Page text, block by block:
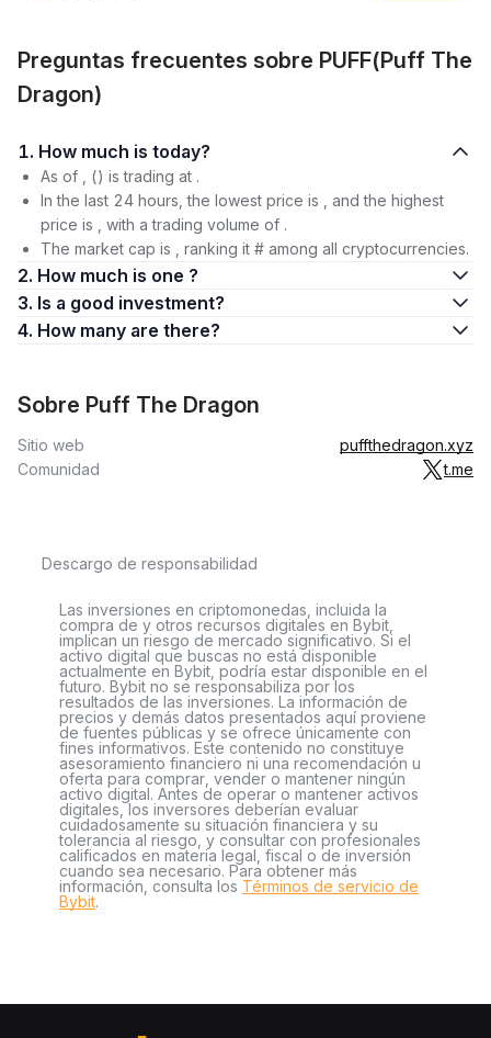
Preguntas frecuentes sobre PUFF(Puff The
Dragon)
1. How much is today?
As of , () is trading at .
In the last 24 hours, the lowest price is , and the highest
price is , with a trading volume of .
The market cap is , ranking it # among all cryptocurrencies.
2. How much is one ?
3. Is a good investment?
4. How many are there?
Sobre Puff The Dragon
Sitio web
puffthedragon.xyz
Comunidad
t.me
Descargo de responsabilidad
Las inversiones en criptomonedas, incluida la
compra de y otros recursos digitales en Bybit,
implican un riesgo de mercado significativo. Si el
activo digital que buscas no está disponible
actualmente en Bybit, podría estar disponible en el
futuro. Bybit no se responsabiliza por los
resultados de las inversiones. La información de
precios y demás datos presentados aquí proviene
de fuentes públicas y se ofrece únicamente con
fines informativos. Este contenido no constituye
asesoramiento financiero ni una recomendación u
oferta para comprar, vender o mantener ningún
activo digital. Antes de operar o mantener activos
digitales, los inversores deberían evaluar
cuidadosamente su situación financiera y su
tolerancia al riesgo, y consultar con profesionales
calificados en materia legal, fiscal o de inversión
cuando sea necesario. Para obtener más
información, consulta los Términos de servicio de
Bybit.